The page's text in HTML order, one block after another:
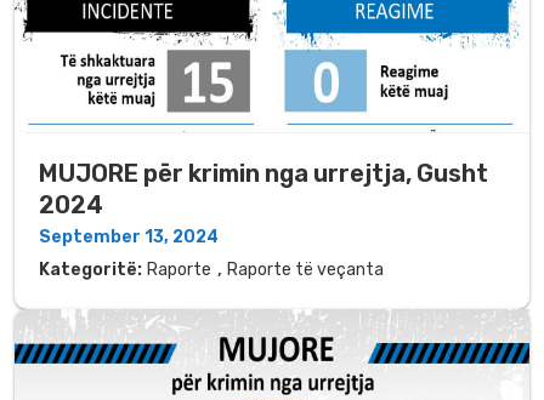
MUJORE për krimin nga urrejtja, Gusht
2024
September 13, 2024
Kategoritë: Raporte , Raporte të veçanta